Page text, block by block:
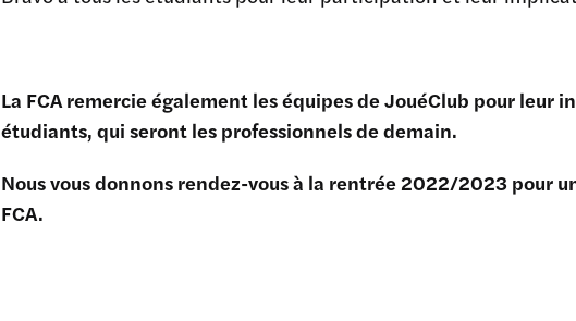
La FCA remercie également les équipes de JouéClub pour leur
étudiants, qui seront les professionnels de demain.
Nous vous donnons rendez-vous à la rentrée 2022/2023 pour
FCA.